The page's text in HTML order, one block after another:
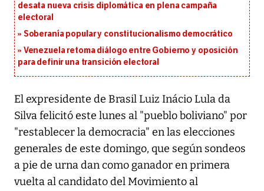
desata nueva crisis diplomática en plena campaña
electoral
Soberanía popular y constitucionalismo democrático
Venezuela retoma diálogo entre Gobierno y oposición
para definir una transición electoral
El expresidente de Brasil Luiz Inácio Lula da
Silva felicitó este lunes al "pueblo boliviano" por
"restablecer la democracia" en las elecciones
generales de este domingo, que según sondeos
a pie de urna dan como ganador en primera
vuelta al candidato del Movimiento al